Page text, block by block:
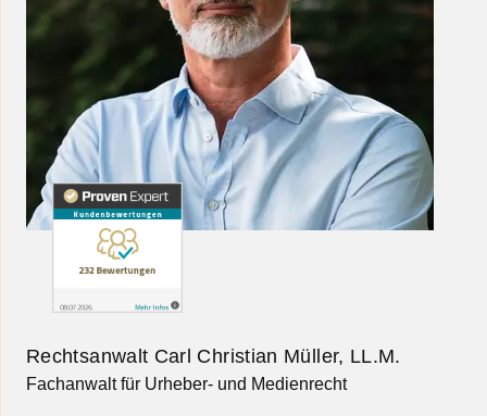
Rechtsanwalt Carl Christian Müller, LL.M.
Fachanwalt für Urheber- und Medienrecht